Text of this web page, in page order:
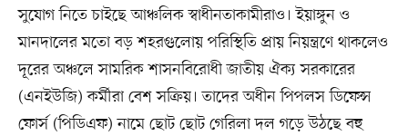
সুযোগ নিতে চাইছে আঞ্চলিক স্বাধীনতাকামীরাও। ইয়াঙ্গুন ও
মানদালের মতো বড় শহরগুলোয় পরিস্থিতি প্রায় নিয়ন্ত্রণে থাকলেও
দূরের অঞ্চলে সামরিক শাসনবিরোধী জাতীয় ঐক্য সরকারের
(এনইউজি) কর্মীরা বেশ সক্রিয়। তাদের অধীন পিপলস ডিফেন্স
ফোর্স (পিডিএফ) নামে ছোট ছোট গেরিলা দল গড়ে উঠছে বহু